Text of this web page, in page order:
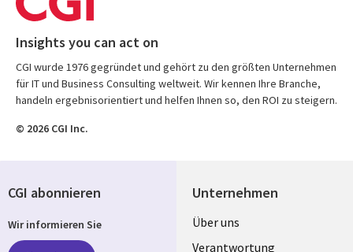
Insights you can act on
CGI wurde 1976 gegründet und gehört zu den größten Unternehmen
für IT und Business Consulting weltweit. Wir kennen Ihre Branche,
handeln ergebnisorientiert und helfen Ihnen so, den ROI zu steigern.
© 2026 CGI Inc.
Unternehmen
Useful
Über uns
Verantwortung
CGI abonnieren
Wir informieren Sie